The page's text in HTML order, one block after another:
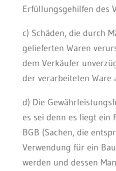
Erfüllungsgehilfen des
c) Schäden, die durch
gelieferten Waren
dem Verkäufer
der verarbeiteten Ware
d) Die
es sei denn es liegt ein
BGB (Sachen, die
Verwendung für ein
werden und dessen